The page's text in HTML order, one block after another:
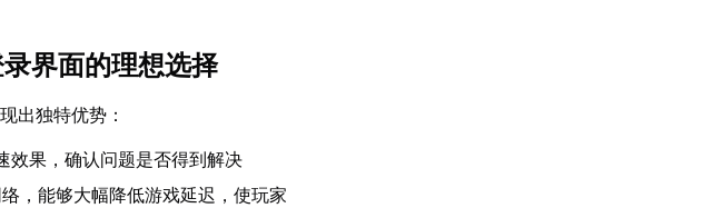
界面的理想选择
出独特优势：
效果，确认问题是否得到解决
，能够大幅降低游戏延迟，使玩家